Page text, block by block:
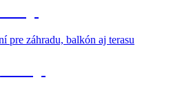
pre záhradu, balkón aj terasu